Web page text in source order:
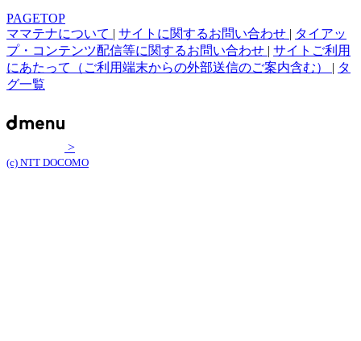
PAGETOP
ママテナについて | サイトに関するお問い合わせ | タイアッ
プ・コンテンツ配信等に関するお問い合わせ | サイトご利用
にあたって（ご利用端末からの外部送信のご案内含む） | タ
グ一覧
>
(c) NTT DOCOMO